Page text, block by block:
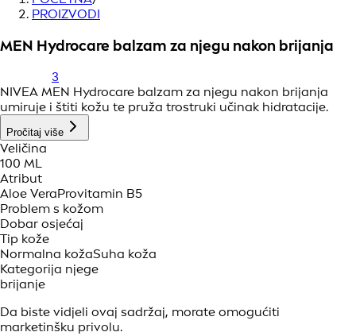
PROIZVODI
MEN Hydrocare balzam za njegu nakon brijanja
3
NIVEA MEN Hydrocare balzam za njegu nakon brijanja
umiruje i štiti kožu te pruža trostruki učinak hidratacije.
Pročitaj više
Veličina
100 ML
Atribut
Aloe VeraProvitamin B5
Problem s kožom
Dobar osjećaj
Tip kože
Normalna kožaSuha koža
Kategorija njege
brijanje
Da biste vidjeli ovaj sadržaj, morate omogućiti
marketinšku privolu.